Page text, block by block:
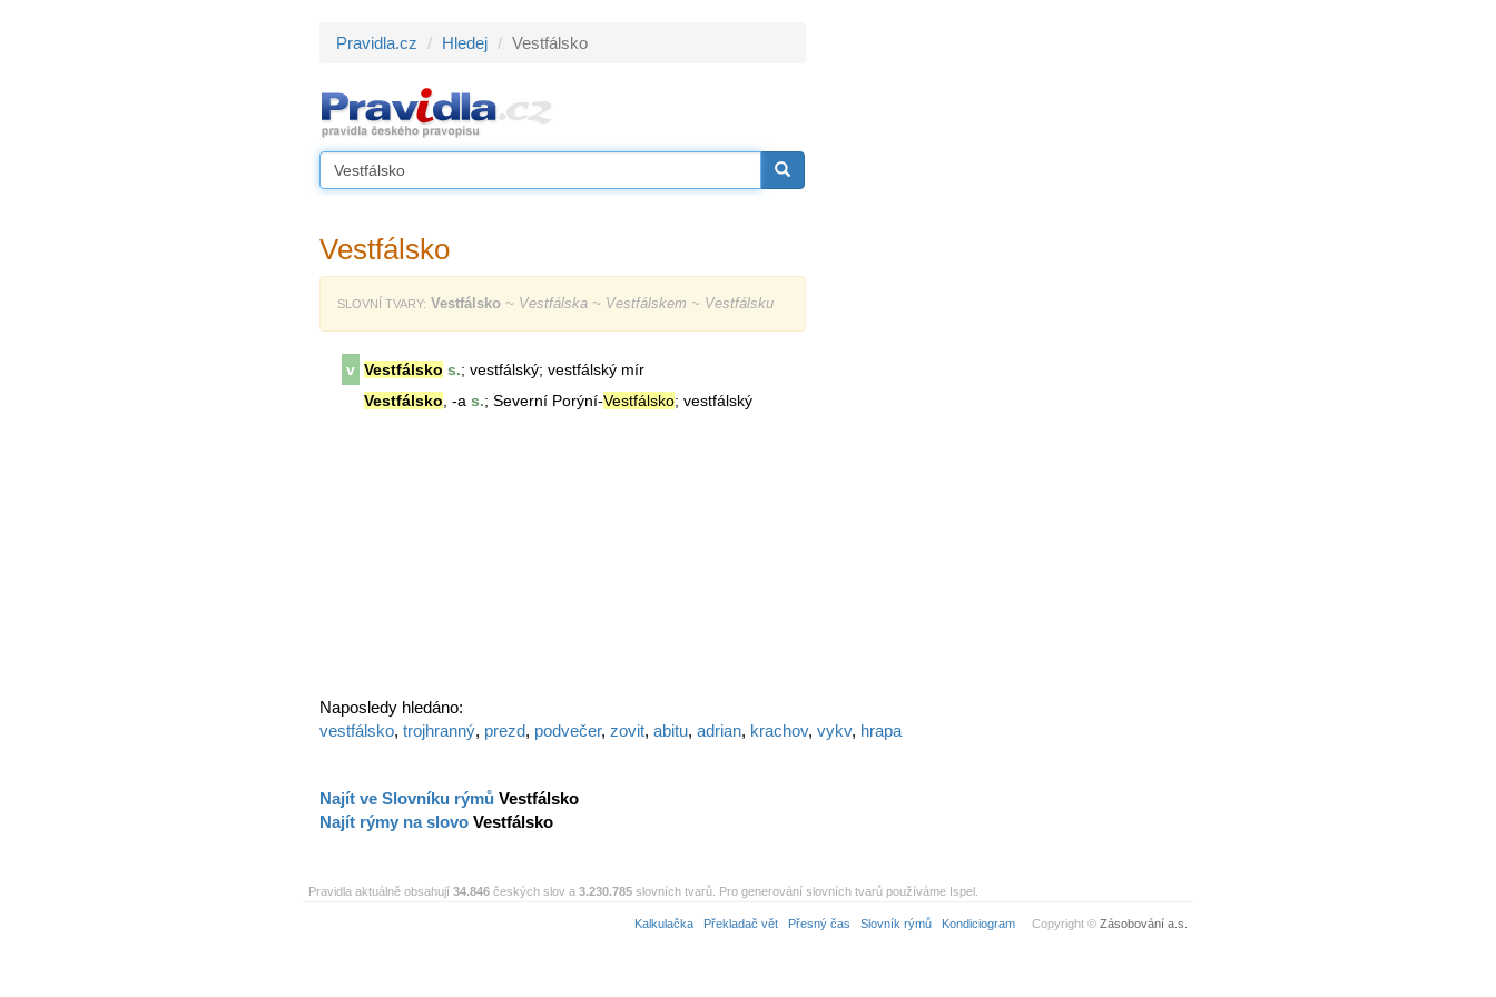
Pravidla.cz Hledej Vestfálsko
Vestfálsko
SLOVNÍ TVARY: Vestfálsko ~ Vestfálska ~ Vestfálskem ~ Vestfálsku
v Vestfálsko s.; vestfálský; vestfálský mír
Vestfálsko , -a s.; Severní Porýní-Vestfálsko; vestfálský
Naposledy hledáno:
vestfálsko, trojhranný, prezd, podvečer, zovit, abitu, adrian, krachov, vykv, hrapa
Najít ve Slovníku rýmů Vestfálsko
Najít rýmy na slovo Vestfálsko
Pravidla aktuálně obsahují 34.846 českých slov a 3.230.785 slovních tvarů. Pro generování slovních tvarů používáme Ispel.
Kalkulačka Překladač vět Přesný čas Slovník rýmů Kondiciogram Copyright © Zásobování a.s.